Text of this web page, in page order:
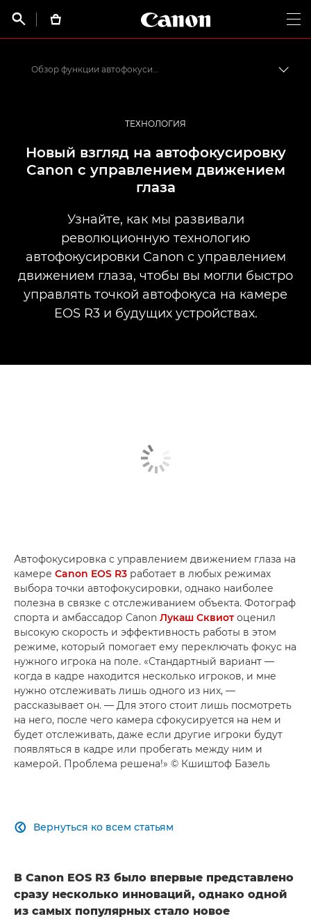
 
Canon Logo, back
Профессиональная фото- и видеосъемка
Истории от профессионалов: вдохновляющие идеи для печати, а также фото- и видеосъемки
ТЕХНОЛОГИЯ
Новый взгляд на автофокусировку
Canon с управлением движением
глаза
Узнайте, как мы развивали
революционную технологию
автофокусировки Canon с управлением
движением глаза, чтобы вы могли быстро
управлять точкой автофокуса на камере
EOS R3 и будущих устройствах.
Автофокусировка с управлением движением глаза на
камере Canon EOS R3 работает в любых режимах
выбора точки автофокусировки, однако наиболее
полезна в связке с отслеживанием объекта. Фотограф
спорта и амбассадор Canon Лукаш Сквиотоценил
высокую скорость и эффективность работы в этом
режиме, который помогает ему переключать фокус на
нужного игрока на поле. «Стандартный вариант —
когда в кадре находится несколько игроков, и мне
нужно отслеживать лишь одного из них, —
рассказывает он. — Для этого стоит лишь посмотреть
на него, после чего камера сфокусируется на нем и
будет отслеживать, даже если другие игроки будут
появляться в кадре или пробегать между ним и
камерой. Проблема решена!» © Кшиштоф Базель
Вернуться ко всем статьям

В Canon EOS R3 было впервые представлено
сразу несколько инноваций, однако одной
из самых популярных стало новое